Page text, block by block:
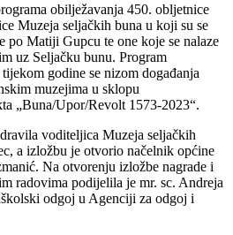
obilježavanja 450. obljetnice
Muzeja seljačkih buna u koji su se
po Matiji Gupcu te one koje se nalaze
uz Seljačku bunu. Program
godine se nizom događanja
muzejima u sklopu
„Buna/Upor/Revolt 1573-2023“.
voditeljica Muzeja seljačkih
a izložbu je otvorio načelnik općine
Na otvorenju izložbe nagrade i
radovima podijelila je mr. sc. Andreja
odgoj u Agenciji za odgoj i